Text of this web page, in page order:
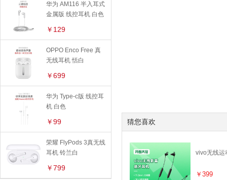
智能穿戴
>
智能手表
手机贴膜
充电器
数据线
线下配件
华为 AM116 半入耳式
金属版 线控耳机 白色
￥129
OPPO Enco Free 真
无线耳机 恬白
￥699
华为 Type-c版 线控耳
机 白色
￥99
荣耀 FlyPods 3真无线
耳机 铃兰白
￥799
猜您喜欢
vivo无线运
￥399